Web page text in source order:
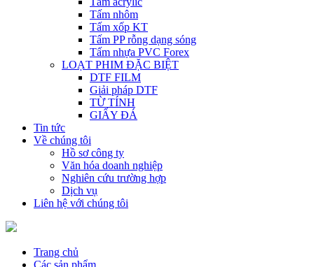
Tấm nhôm
Tấm xốp KT
Tấm PP rỗng dạng sóng
Tấm nhựa PVC Forex
LOẠT PHIM ĐẶC BIỆT
DTF FILM
Giải pháp DTF
TỪ TÍNH
GIẤY ĐÁ
Tin tức
Về chúng tôi
Hồ sơ công ty
Văn hóa doanh nghiệp
Nghiên cứu trường hợp
Dịch vụ
Liên hệ với chúng tôi
Trang chủ
Các sản phẩm